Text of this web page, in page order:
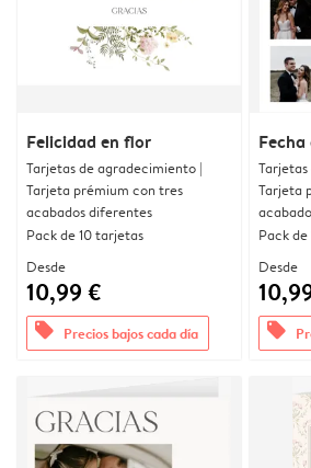
Felicidad en flor
Tarjetas de agradecimiento |
Tarjeta prémium con tres
acabados diferentes
Pack de 10 tarjetas
Desde
10,99 €
offers Precios bajos cada día
Tarjeta
Pack
Desde
offers